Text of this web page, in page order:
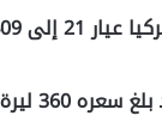
409 ليرة.